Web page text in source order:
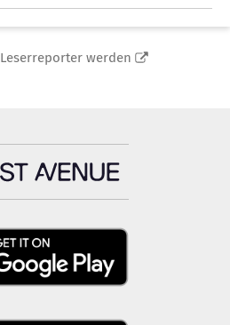
Leserreporter werden